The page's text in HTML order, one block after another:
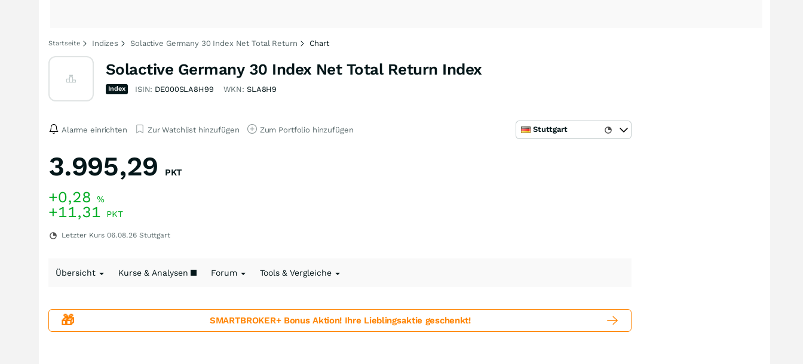
Startseite Indizes Solactive Germany 30 Index Net Total Return Chart
Solactive Germany 30 Index Net Total Return Index
Index ISIN: DE000SLA8H99 WKN: SLA8H9
Alarme einrichten Zur Watchlist hinzufügen Zum Portfolio hinzufügen Stuttgart
3.995,29 PKT
+0,28 %
+11,31 PKT
Letzter Kurs 06.08.26 Stuttgart
Übersicht Kurse & Analysen Forum Tools & Vergleiche
🎁 SMARTBROKER+ Bonus Aktion! Ihre Lieblingsaktie geschenkt!